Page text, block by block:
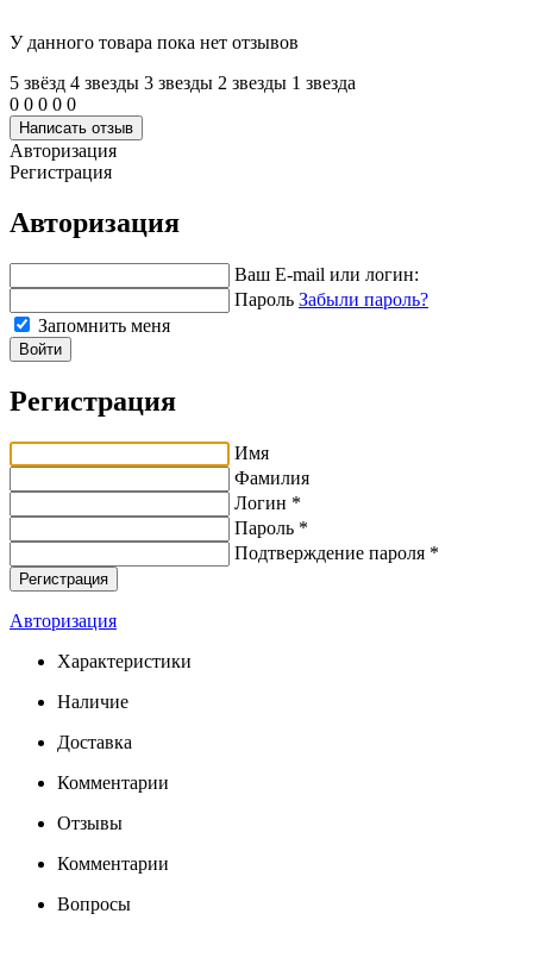
У данного товара пока нет отзывов
5 звёзд 4 звeзды 3 звeзды 2 звeзды 1 звeзда
0 0 0 0 0
Написать отзыв
Авторизация
Регистрация
Авторизация
Ваш E-mail или логин:
Пароль Забыли пароль?
Запомнить меня
Войти
Регистрация
Имя
Фамилия
Логин *
Пароль *
Подтверждение пароля *
Авторизация
Характеристики
Наличие
Доставка
Комментарии
Отзывы
Комментарии
Вопросы